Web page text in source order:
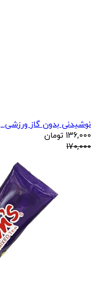
نوشیدنی بدون گاز ورزشی...
136,000 تومان
170,000